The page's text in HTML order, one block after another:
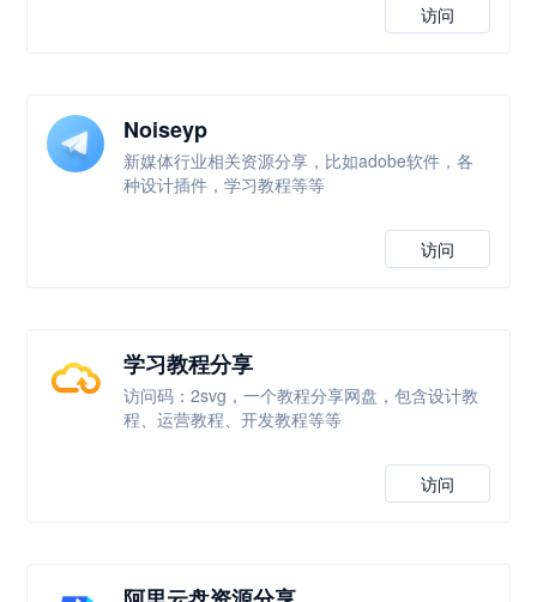
访问
Noiseyp
新媒体行业相关资源分享，比如adobe软件，各
种设计插件，学习教程等等
访问
学习教程分享
访问码：2svg，一个教程分享网盘，包含设计教
程、运营教程、开发教程等等
访问